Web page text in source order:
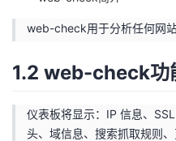
开
发
者
web-check用于分析任何网
1.2 web-check功
仪表板将显示：IP 信息、
头、域信息、搜索抓取规则